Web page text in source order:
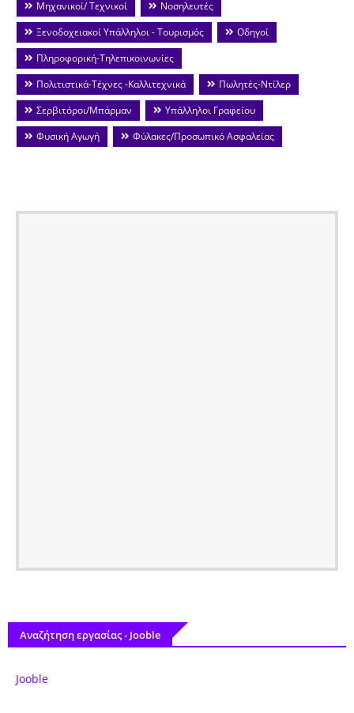
Μηχανικοί/ Τεχνικοί
Νοσηλευτές
Ξενοδοχειακοί Υπάλληλοι - Τουρισμός
Οδηγοί
Πληροφορική-Τηλεπικοινωνίες
Πολιτιστικά-Τέχνες -Καλλιτεχνικά
Πωλητές-Ντίλερ
Σερβιτόροι/Μπάρμαν
Υπάλληλοι Γραφείου
Φυσική Αγωγή
Φύλακες/Προσωπικό Ασφαλείας
Αναζήτηση εργασίας - Jooble
Jooble